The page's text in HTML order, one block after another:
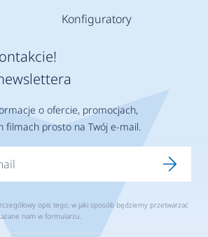
Konfiguratory
o ofercie, promocjach,
filmach prosto na Twój e-mail.
opis tego, w jaki sposób będziemy przetwarzać
nam w formularzu.